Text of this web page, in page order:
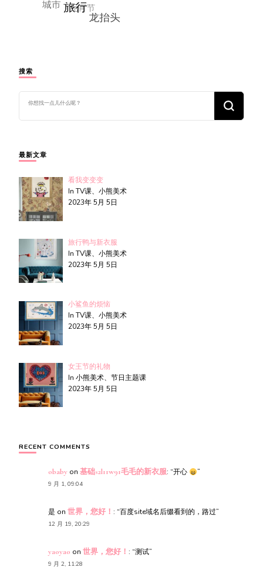
搜索
么
吗?
最新文章
看我变变变
In TV课、小熊美术
2023年 5月 5日
旅行鸭与新衣服
In TV课、小熊美术
2023年 5月 5日
小鲨鱼的烦恼
In TV课、小熊美术
2023年 5月 5日
女王节的礼物
In 小熊美术、节日主题课
2023年 5月 5日
RECENT COMMENTS
obaby on 基础s2l11w91毛毛的新衣服: “开心 ”
9 月 1, 09:04
是 on 世界，您好！ : “百度site域名后缀看到的，路过”
12 月 19, 20:29
yaoyao on 世界，您好！ : “测试”
9 月 2, 11:28